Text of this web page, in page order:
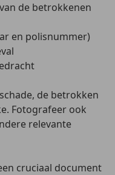
de betrokkenen
en polisnummer)
de betrokken
Fotografeer ook
relevante
cruciaal document